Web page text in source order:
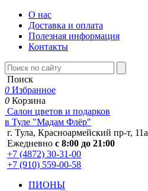
О нас
Доставка и оплата
Полезная информация
Контакты
Поиск
0 Избранное
0 Корзина
Салон цветов и подарков
в Туле "Мадам Флёр"
г. Тула, Красноармейский пр-т, 11а
Ежедневно с 8:00 до 21:00
+7 (4872) 30-31-00
+7 (910) 559-00-58
ПИОНЫ